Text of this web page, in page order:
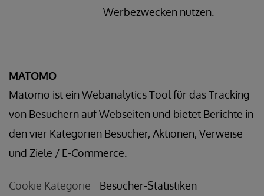
Werbezwecken nutzen.
MATOMO
Matomo ist ein Webanalytics Tool für das Tracking
von Besuchern auf Webseiten und bietet Berichte in
den vier Kategorien Besucher, Aktionen, Verweise
und Ziele / E-Commerce.
Cookie Kategorie Besucher-Statistiken